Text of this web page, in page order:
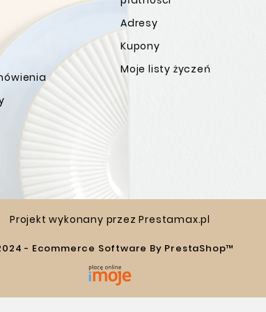
Adresy
Kupony
Moje listy życzeń
Projekt wykonany przezPrestamax.pl
- Ecommerce Software By PrestaShop™